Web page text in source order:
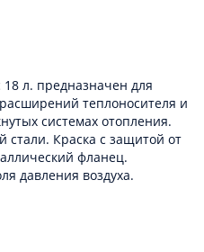
л. предназначен для
теплоносителя и
системах отопления.
стали. Краска с защитой от
фланец.
давления воздуха.